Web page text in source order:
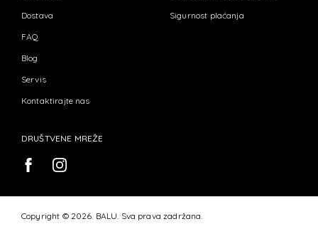
Dostava
FAQ
Blog
Servis
Kontaktirajte nas
Sigurnost plaćanja
DRUŠTVENE MREŽE
Copyright © 2026. BALU. Sva prava zadržana.